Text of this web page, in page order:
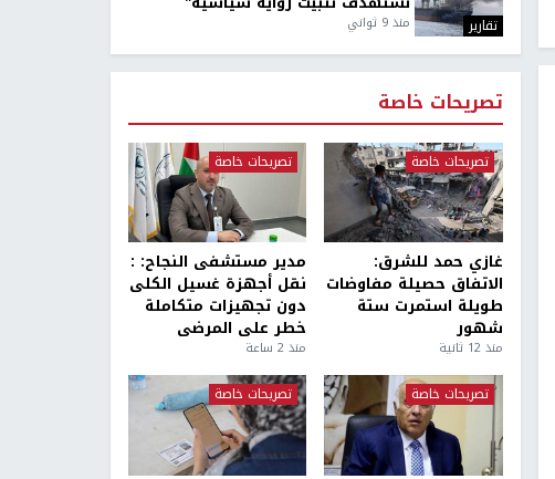
تقارير منذ 9 ثواني
تصريحات خاصة
تصريحات خاصة
غازي حمد للشرق:
الاتفاق حصيلة مفاوضات
طويلة استمرت ستة
شهور
منذ 12 ثانية
تصريحات خاصة
مدير مستشفى النجاح: :
نقل أجهزة غسيل الكلى
دون تجهيزات متكاملة
خطر على المرضى
منذ 2 ساعة
تصريحات خاصة تصريحات خاصة